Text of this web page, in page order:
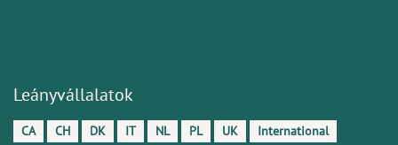
Leányvállalatok
CA CH DK IT NL PL UK International